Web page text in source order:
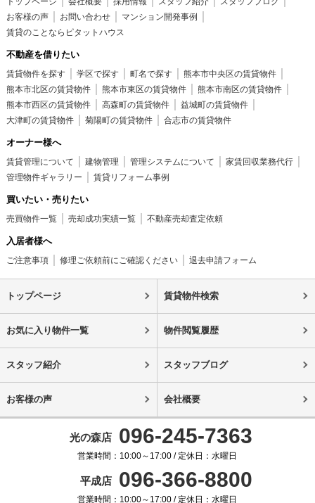
お客様の声
お問い合わせ
マンション開発事例
賃貸のことならピタットハウス
不動産を借りたい
賃貸物件を探す 学区で探す 町名で探す
熊本市中央区の賃貸物件
熊本市北区の賃貸物件
熊本市東区の賃貸物件
熊本市南区の賃貸物件
熊本市西区の賃貸物件
高森町の賃貸物件
益城町の賃貸物件
大津町の賃貸物件
菊陽町の賃貸物件 合志市の賃貸物件
オーナー様へ
賃貸管理について 建物管理 管理システムについて
家賃回収業務代行
管理物件ギャラリー
賃貸リフォーム事例
買いたい・売りたい
売買物件一覧 売却成功実績一覧 不動産売却査定依頼
入居者様へ
ご注意事項 修理ご依頼前にご確認ください 退去申請フォーム
トップページ 賃貸物件検索
お気に入り物件一覧 物件閲覧履歴
スタッフ紹介 スタッフブログ
お客様の声 会社概要
光の森店 096-245-7363
営業時間：10:00～17:00 / 定休日：水曜日
平成店 096-366-8800
営業時間：10:00～17:00 / 定休日：水曜日